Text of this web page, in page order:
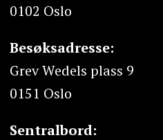
0102 Oslo
Besøksadresse:
Grev Wedels plass 9
0151 Oslo
Sentralbord: